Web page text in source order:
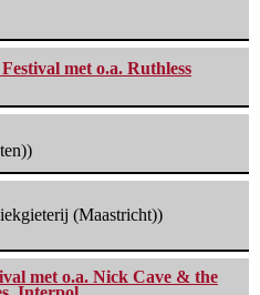
met o.a. Ruthless
(Maastricht))
met o.a. Nick Cave & the